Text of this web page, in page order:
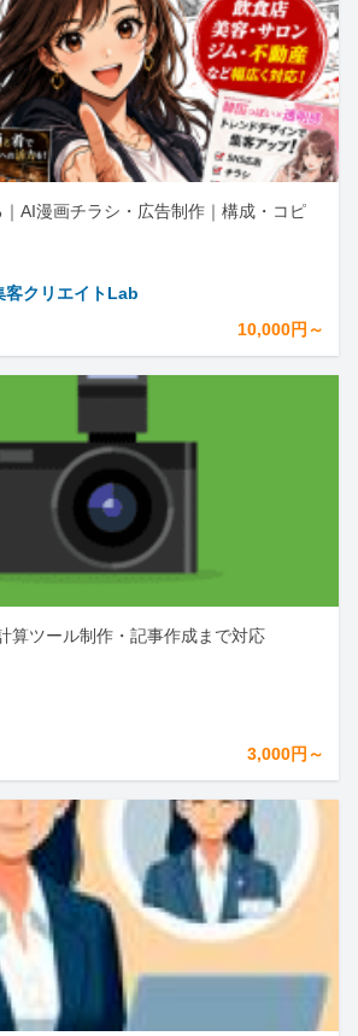
AI漫画チラシ・広告制作｜構成・コピ
客クリエイトLab
10,000円～
算ツール制作・記事作成まで対応
3,000円～